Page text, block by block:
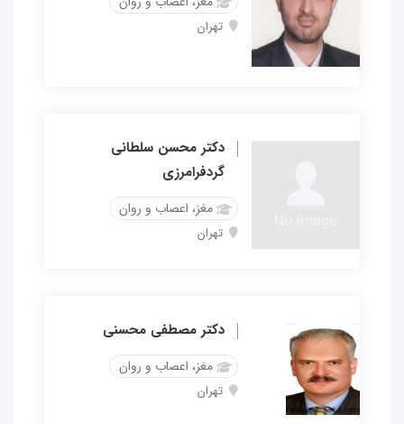
تهران
دکتر محسن سلطانی
گردفرامرزی
مغز، اعصاب و روان
تهران
دکتر مصطفی محسنی
مغز، اعصاب و روان
تهران